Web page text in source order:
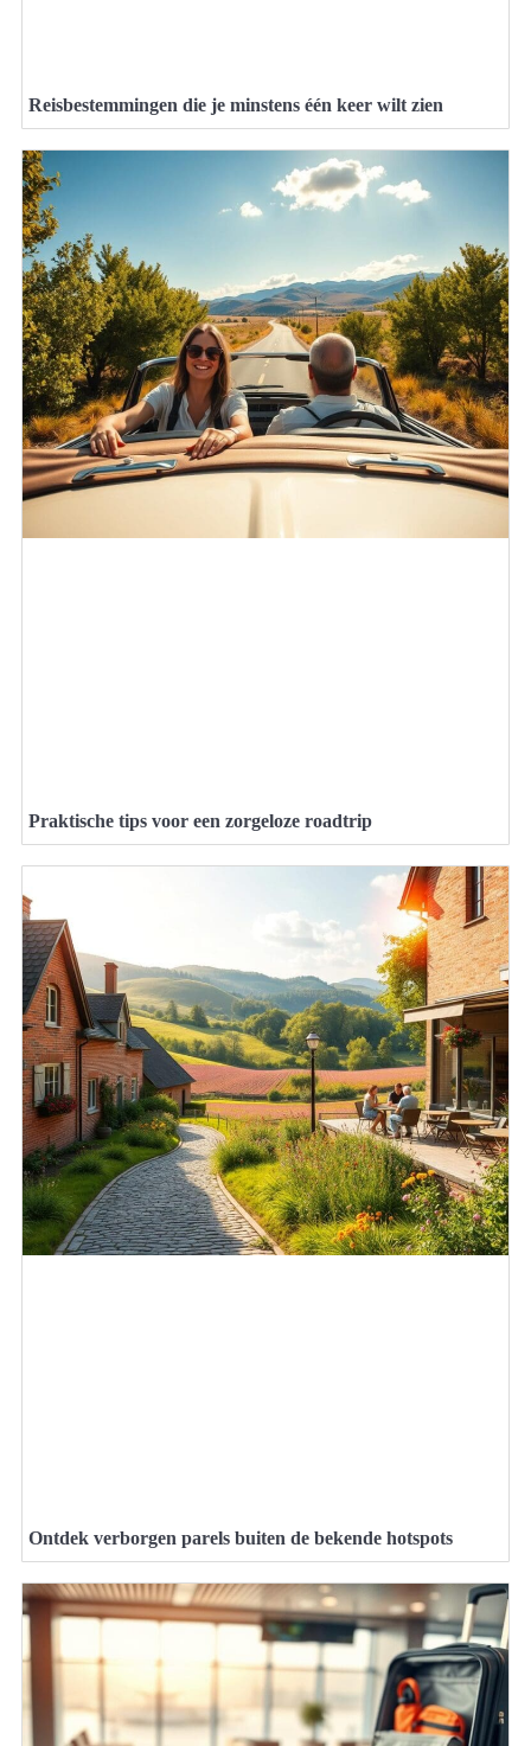
Reisbestemmingen die je minstens één keer wilt zien
Praktische tips voor een zorgeloze roadtrip
Ontdek verborgen parels buiten de bekende hotspots